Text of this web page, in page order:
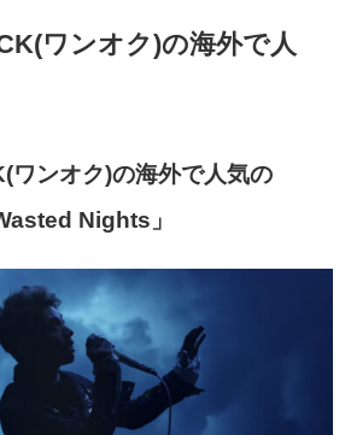
ワンオク)の海外で人
ワンオク)の海外で人気の
Nights 」